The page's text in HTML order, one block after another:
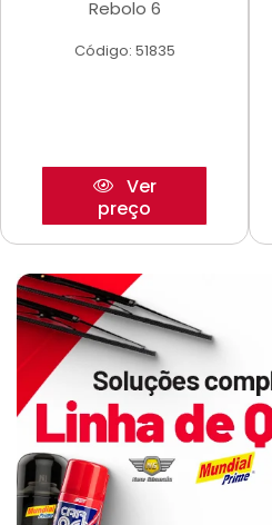
Rebolo 6
Código: 51835
Ver
preço